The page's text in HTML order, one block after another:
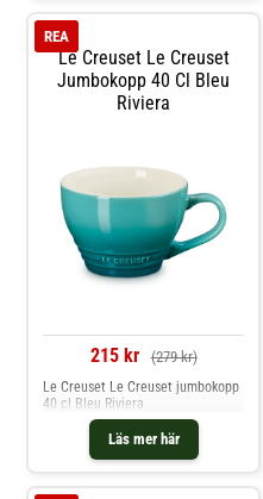
Le Creuset Le Creuset
Jumbokopp 40 Cl Bleu
Riviera
REA
215 kr (279 kr)
Läs mer här
Le Creuset Le Creuset jumbokopp
40 cl Bleu Riviera